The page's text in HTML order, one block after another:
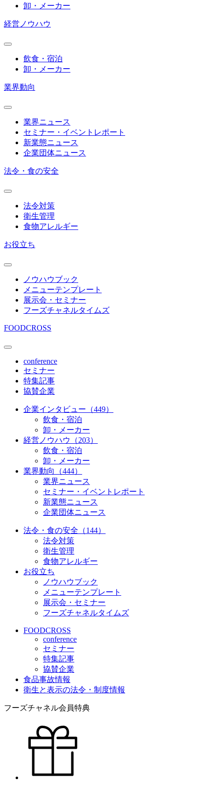
卸・メーカー
経営ノウハウ
飲食・宿泊
卸・メーカー
業界動向
業界ニュース
セミナー・イベントレポート
新業態ニュース
企業団体ニュース
法令・食の安全
法令対策
衛生管理
食物アレルギー
お役立ち
ノウハウブック
メニューテンプレート
展示会・セミナー
フーズチャネルタイムズ
FOODCROSS
conference
セミナー
特集記事
協賛企業
企業インタビュー（449）
飲食・宿泊
卸・メーカー
経営ノウハウ（203）
飲食・宿泊
卸・メーカー
業界動向（444）
業界ニュース
セミナー・イベントレポート
新業態ニュース
企業団体ニュース
法令・食の安全（144）
法令対策
衛生管理
食物アレルギー
お役立ち
ノウハウブック
メニューテンプレート
展示会・セミナー
フーズチャネルタイムズ
FOODCROSS
conference
セミナー
特集記事
協賛企業
食品事故情報
衛生と表示の法令・制度情報
フーズチャネル会員特典